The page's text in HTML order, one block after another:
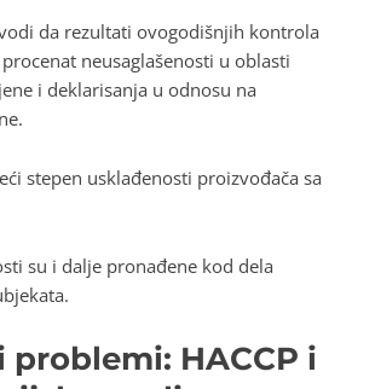
da rezultati ovogodišnjih kontrola
neusaglašenosti u oblasti
i deklarisanja u odnosu na
stepen usklađenosti proizvođača sa
su i dalje pronađene kod dela
problemi: HACCP i